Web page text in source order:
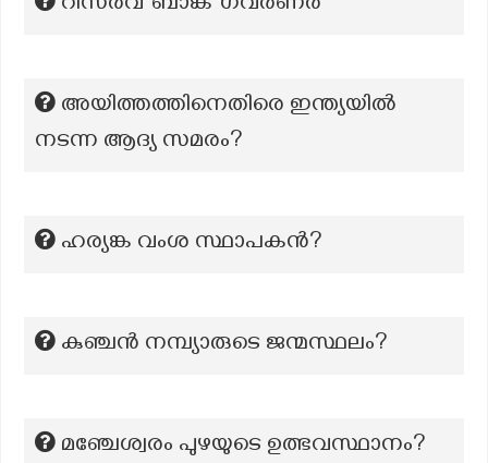
അയിത്തത്തിനെതിരെ ഇന്ത്യയില്‍
നടന്ന ആദ്യ സമരം?
ഹര്യങ്ക വംശ സ്ഥാപകന്‍?
കുഞ്ചൻ നമ്പ്യാരുടെ ജന്മസ്ഥലം?
മഞ്ചേശ്വരം പുഴയുടെ ഉത്ഭവസ്ഥാനം?